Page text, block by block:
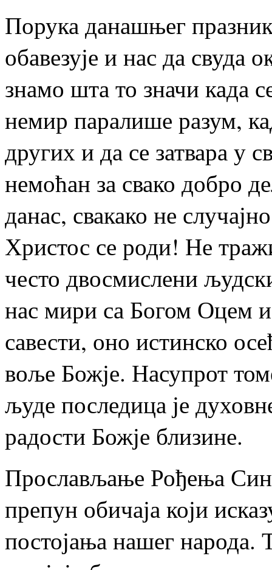
Порука данашњег
обавезује и нас да
знамо шта то значи када
немир паралише разум,
других и да се затвара у
немоћан за свако добро
данас, свакако не
Христос се роди! Не
често двосмислени
нас мири са Богом Оцем
савести, оно истинско
воље Божје. Насупрот
људе последица је
радости Божје близине.
Прослављање Рођења
препун обичаја који
постојања нашег народа.